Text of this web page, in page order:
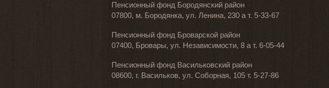
Пенсионный фонд Бородянский район
07800, м. Бородянка, ул. Ленина, 230 а т. 5-33-67
Пенсионный фонд Броварской район
07400, Бровары, ул. Независимости, 8 а т. 6-05-44
Пенсионный фонд Васильковский район
08600, г. Васильков, ул. Соборная, 105 т. 5-27-86